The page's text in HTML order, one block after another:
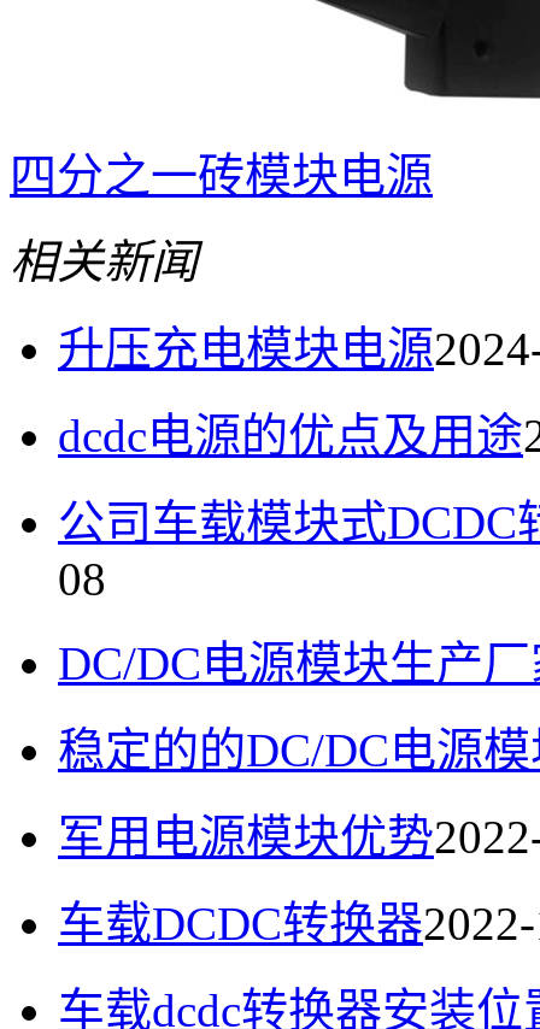
四分之一砖模块电源
相关新闻
升压充电模块电源
dcdc电源的优点及用途
公司车载模块式
08
DC/DC电源模块生产
稳定的的DC/DC电源
军用电源模块优势
车载DCDC转换器
车载dcdc转换器安装